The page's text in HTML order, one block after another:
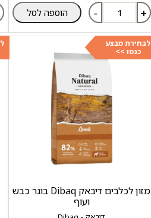
- + הוספה לסל
לבחירת מבצע
כנסו >>
מזון לכלבים דיבאק Dibaq בוגר כבש
ועוף